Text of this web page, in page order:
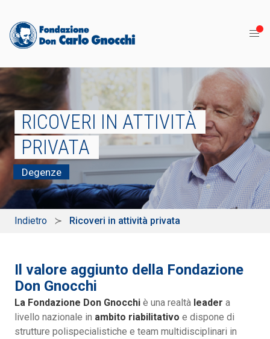
RICOVERI IN ATTIVITÀ
PRIVATA
Degenze
Indietro Ricoveri in attività privata
Il valore aggiunto della Fondazione
Don Gnocchi
La Fondazione Don Gnocchi è una realtà leader a
livello nazionale in ambito riabilitativo e dispone di
strutture polispecialistiche e team multidisciplinari in